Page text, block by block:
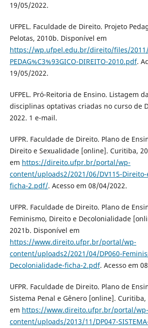
19/05/2022.
UFPEL. Faculdade de Direito. Projeto
Pelotas, 2010b. Disponível em
https://wp.ufpel.edu.br/direito/files/2011/
PEDAG%C3%93GICO-DIREITO-2010.pdf.
19/05/2022.
UFPEL. Pró-Reitoria de Ensino. Listagem
disciplinas optativas criadas no curso de
2022. 1 e-mail.
UFPR. Faculdade de Direito. Plano de
Direito e Sexualidade [online]. Curitiba,
em https://direito.ufpr.br/portal/wp-
content/uploads2/2021/06/DV115-Direito-
ficha-2.pdf/. Acesso em 08/04/2022.
UFPR. Faculdade de Direito. Plano de
Feminismo, Direito e Decolonialidade
2021b. Disponível em
https://www.direito.ufpr.br/portal/wp-
content/uploads2/2021/04/DP060-
Decolonialidade-ficha-2.pdf. Acesso em
UFPR. Faculdade de Direito. Plano de
Sistema Penal e Gênero [online]. Curitiba,
em https://www.direito.ufpr.br/portal/wp-
content/uploads/2013/11/DP047-